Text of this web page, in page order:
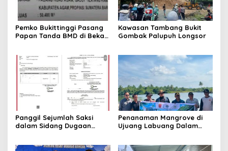
Pemko Bukittinggi Pasang
Papan Tanda BMD di Bekas
Kawasan Tambang Bukit
Gombak Palupuh Longsor
Panggil Sejumlah Saksi
dalam Sidang Dugaan
Penanaman Mangrove di
Ujuang Labuang Dalam